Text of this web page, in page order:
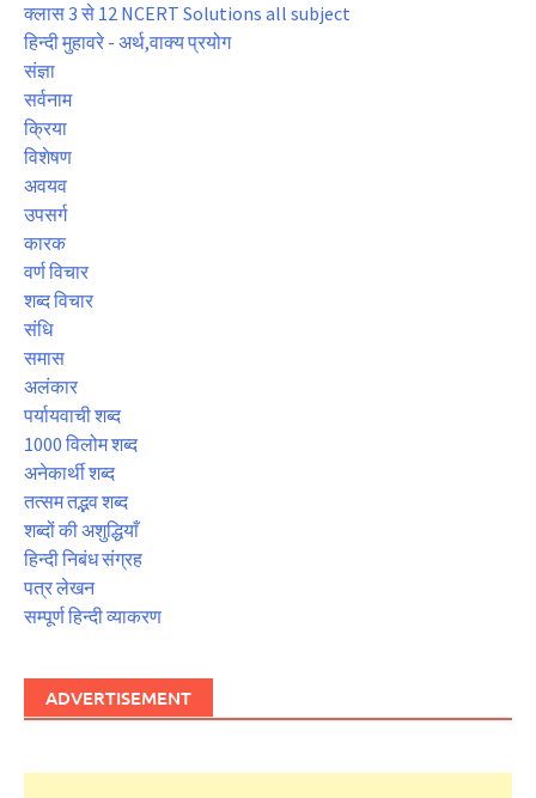
क्लास 3 से 12 NCERT Solutions all subject
हिन्दी मुहावरे - अर्थ,वाक्य प्रयोग
संज्ञा
सर्वनाम
क्रिया
विशेषण
अवयव
उपसर्ग
कारक
वर्ण विचार
शब्द विचार
संधि
समास
अलंकार
पर्यायवाची शब्द
1000 विलोम शब्द
अनेकार्थी शब्द
तत्सम तद्भव शब्द
शब्दों की अशुद्धियाँ
हिन्दी निबंध संग्रह
पत्र लेखन
सम्पूर्ण हिन्दी व्याकरण
ADVERTISEMENT